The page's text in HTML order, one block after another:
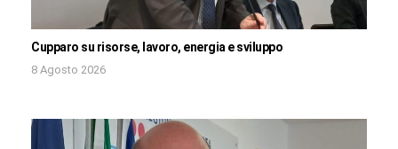
Cupparo su risorse, lavoro, energia e sviluppo
8 Agosto 2026